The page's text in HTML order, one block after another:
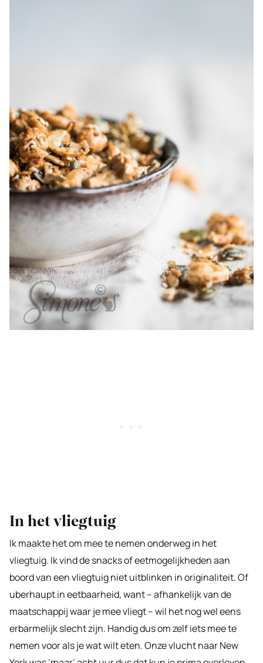
In het vliegtuig
Ik maakte het om mee te nemen onderweg in het
vliegtuig. Ik vind de snacks of eetmogelijkheden aan
boord van een vliegtuig niet uitblinken in originaliteit. Of
uberhaupt in eetbaarheid, want – afhankelijk van de
maatschappij waar je mee vliegt – wil het nog wel eens
erbarmelijk slecht zijn. Handig dus om zelf iets mee te
nemen voor als je wat wilt eten. Onze vlucht naar New